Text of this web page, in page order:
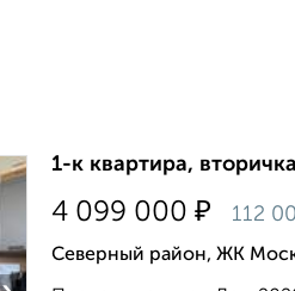
1-к квартира,
4 099 000 ₽ 112
Северный район, ЖК